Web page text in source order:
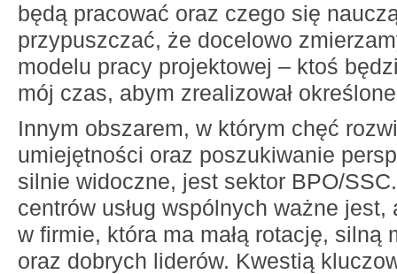
będą pracować oraz czego się
przypuszczać, że docelowo
modelu pracy projektowej – ktoś
mój czas, abym zrealizował
Innym obszarem, w którym chęć
umiejętności oraz poszukiwanie
silnie widoczne, jest sektor BPO/
centrów usług wspólnych ważne jest,
w firmie, która ma małą rotację, silną
oraz dobrych liderów. Kwestią